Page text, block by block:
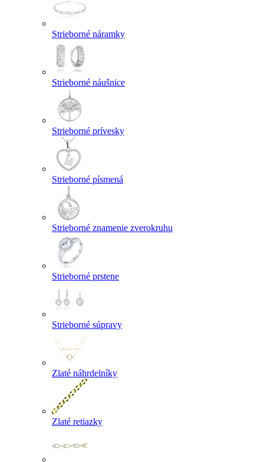
Strieborné náramky
Strieborné náušnice
Strieborné prívesky
Strieborné písmená
Strieborné znamenie zverokruhu
Strieborné prstene
Strieborné súpravy
Zlaté náhrdelníky
Zlaté retiazky